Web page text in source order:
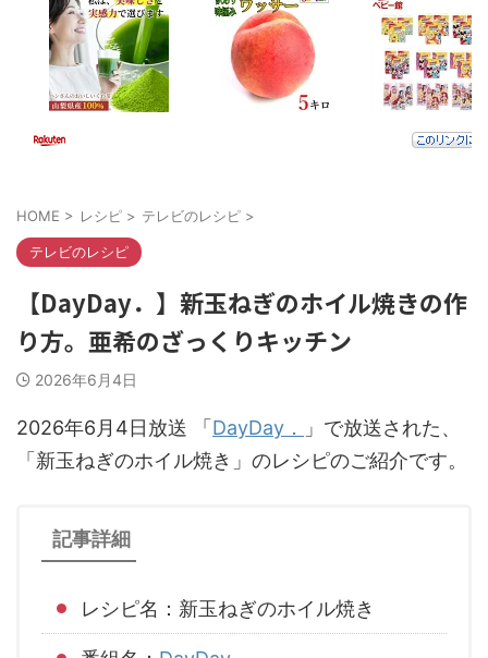
HOME > レシピ > テレビのレシピ >
テレビのレシピ
【DayDay．】新玉ねぎのホイル焼きの作
り方。亜希のざっくりキッチン
2026年6月4日
2026年6月4日放送 「 DayDay．
」で放送された、
「新玉ねぎのホイル焼き」のレシピのご紹介です。
記事詳細
レシピ名：新玉ねぎのホイル焼き